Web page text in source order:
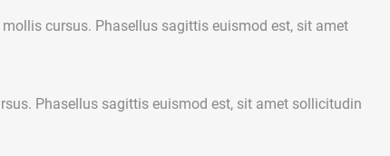
cursus. Phasellus sagittis euismod est, sit amet
Phasellus sagittis euismod est, sit amet sollicitudin